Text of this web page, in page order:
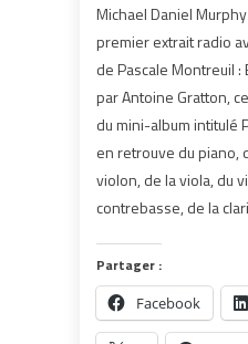
Michael Daniel
premier extrait radio
de Pascale Montreuil :
par Antoine Gratton,
du mini-album intitulé
en retrouve du piano,
violon, de la viola, du
contrebasse, de la
Partager :
Facebook